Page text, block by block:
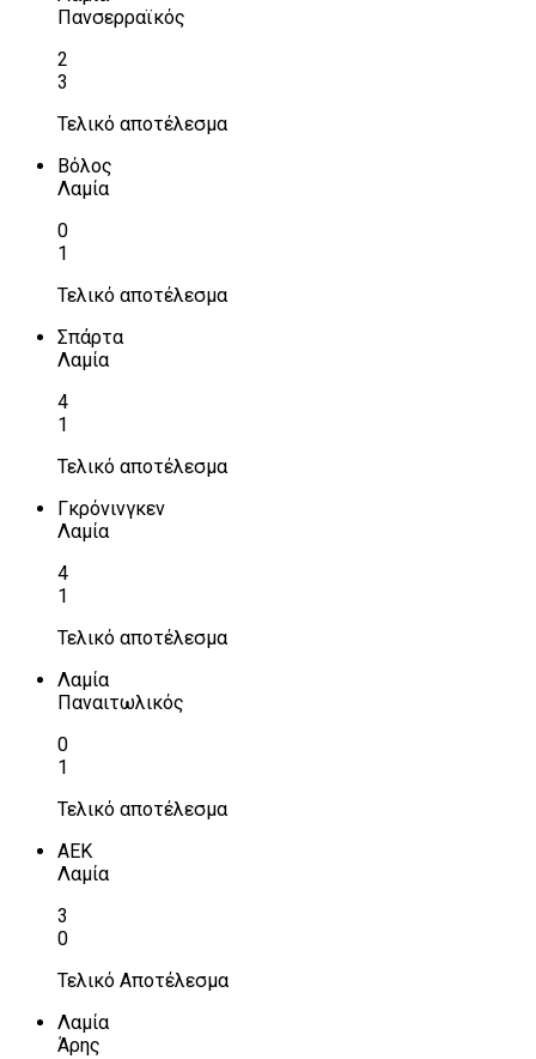
Πανσερραϊκός
2
3
Τελικό αποτέλεσμα
Βόλος
Λαμία
0
1
Τελικό αποτέλεσμα
Σπάρτα
Λαμία
4
1
Τελικό αποτέλεσμα
Γκρόνινγκεν
Λαμία
4
1
Τελικό αποτέλεσμα
Λαμία
Παναιτωλικός
0
1
Τελικό αποτέλεσμα
ΑΕΚ
Λαμία
3
0
Τελικό Αποτέλεσμα
Λαμία
Άρης